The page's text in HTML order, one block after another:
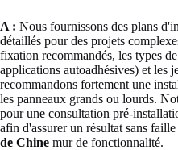
A : Nous fournissons des plans
détaillés pour des projets
fixation recommandés, les types
applications autoadhésives) et les
recommandons fortement une
les panneaux grands ou lourds.
pour une consultation pré-
afin d'assurer un résultat sans
de Chine mur de fonctionnalité.